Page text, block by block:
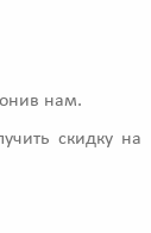
нам.
скидку на